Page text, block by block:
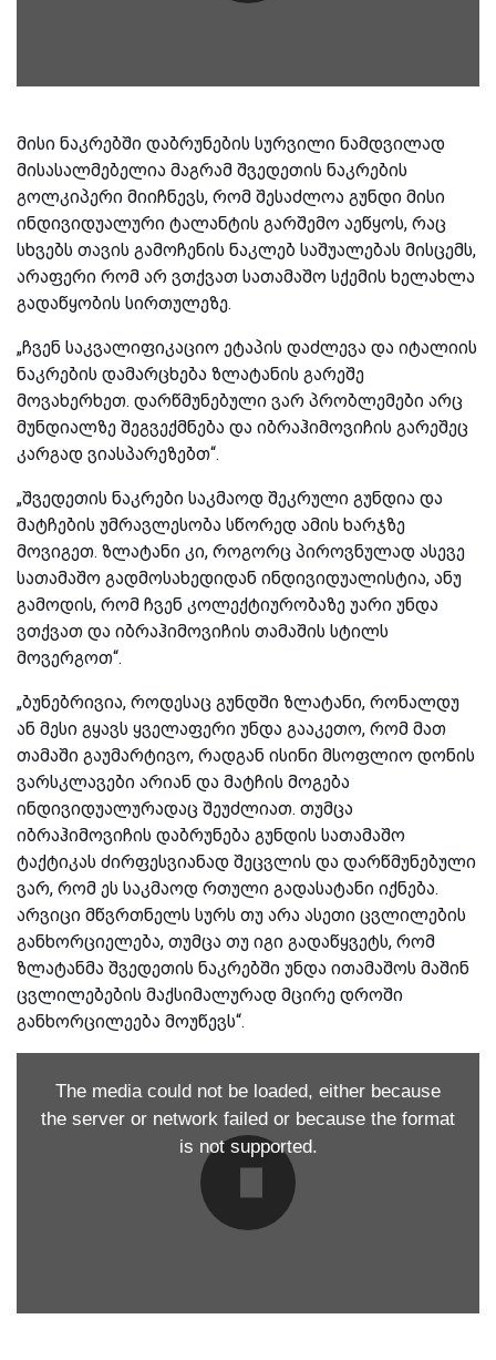
მისი ნაკრებში დაბრუნების სურვილი ნამდვილად
მისასალმებელია მაგრამ შვედეთის ნაკრების
გოლკიპერი მიიჩნევს, რომ შესაძლოა გუნდი მისი
ინდივიდუალური ტალანტის გარშემო აეწყოს, რაც
სხვებს თავის გამოჩენის ნაკლებ საშუალებას მისცემს,
არაფერი რომ არ ვთქვათ სათამაშო სქემის ხელახლა
გადაწყობის სირთულეზე.
„ჩვენ საკვალიფიკაციო ეტაპის დაძლევა და იტალიის
ნაკრების დამარცხება ზლატანის გარეშე
მოვახერხეთ. დარწმუნებული ვარ პრობლემები არც
მუნდიალზე შეგვექმნება და იბრაჰიმოვიჩის გარეშეც
კარგად ვიასპარეზებთ“.
„შვედეთის ნაკრები საკმაოდ შეკრული გუნდია და
მატჩების უმრავლესობა სწორედ ამის ხარჯზე
მოვიგეთ. ზლატანი კი, როგორც პიროვნულად ასევე
სათამაშო გადმოსახედიდან ინდივიდუალისტია, ანუ
გამოდის, რომ ჩვენ კოლექტიურობაზე უარი უნდა
ვთქვათ და იბრაჰიმოვიჩის თამაშის სტილს
მოვერგოთ“.
„ბუნებრივია, როდესაც გუნდში ზლატანი, რონალდუ
ან მესი გყავს ყველაფერი უნდა გააკეთო, რომ მათ
თამაში გაუმარტივო, რადგან ისინი მსოფლიო დონის
ვარსკლავები არიან და მატჩის მოგება
ინდივიდუალურადაც შეუძლიათ. თუმცა
იბრაჰიმოვიჩის დაბრუნება გუნდის სათამაშო
ტაქტიკას ძირფესვიანად შეცვლის და დარწმუნებული
ვარ, რომ ეს საკმაოდ რთული გადასატანი იქნება.
არვიცი მწვრთნელს სურს თუ არა ასეთი ცვლილების
განხორციელება, თუმცა თუ იგი გადაწყვეტს, რომ
ზლატანმა შვედეთის ნაკრებში უნდა ითამაშოს მაშინ
ცვლილებების მაქსიმალურად მცირე დროში
განხორცილეება მოუწევს“.
The media could not be loaded, either because
the server or network failed or because the format
is not supported.